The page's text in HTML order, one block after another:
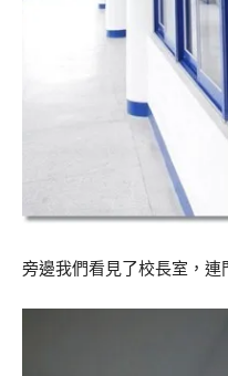
旁邊我們看見了校長室，